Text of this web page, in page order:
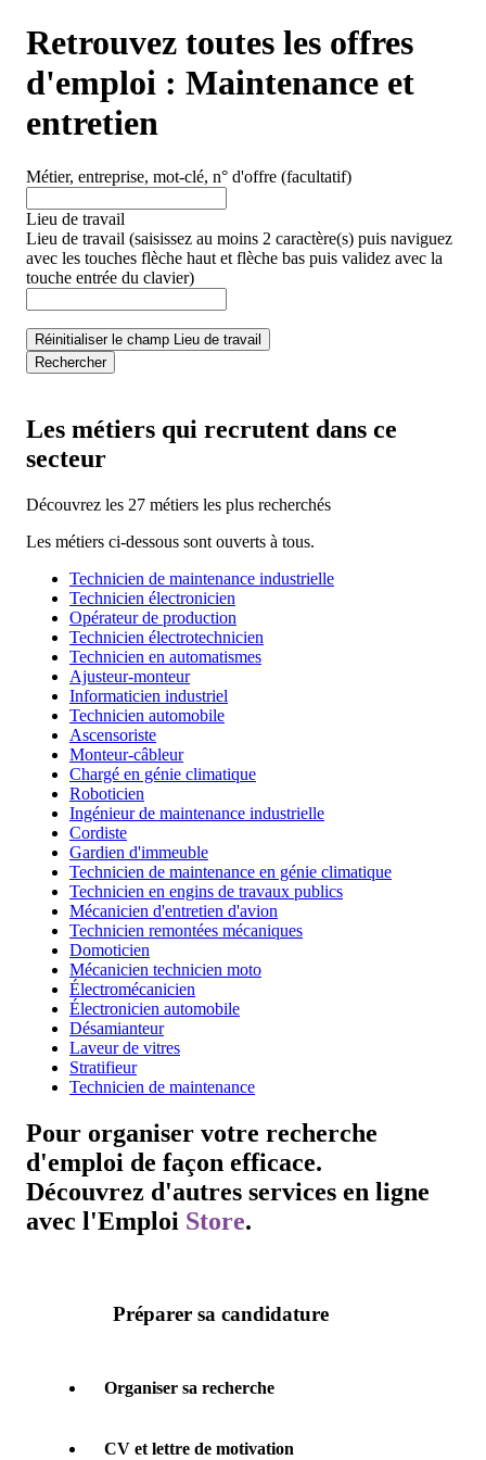
Retrouvez toutes les offres
d'emploi : Maintenance et
entretien
Métier, entreprise, mot-clé, n° d'offre (facultatif)
Lieu de travail
Lieu de travail (saisissez au moins 2 caractère(s) puis naviguez
avec les touches flèche haut et flèche bas puis validez avec la
touche entrée du clavier)
Réinitialiser le champ Lieu de travail
Rechercher
Les métiers qui recrutent dans ce
secteur
Découvrez les 27 métiers les plus recherchés
Les métiers ci-dessous sont ouverts à tous.
Technicien de maintenance industrielle
Technicien électronicien
Opérateur de production
Technicien électrotechnicien
Technicien en automatismes
Ajusteur-monteur
Informaticien industriel
Technicien automobile
Ascensoriste
Monteur-câbleur
Chargé en génie climatique
Roboticien
Ingénieur de maintenance industrielle
Cordiste
Gardien d'immeuble
Technicien de maintenance en génie climatique
Technicien en engins de travaux publics
Mécanicien d'entretien d'avion
Technicien remontées mécaniques
Domoticien
Mécanicien technicien moto
Électromécanicien
Électronicien automobile
Désamianteur
Laveur de vitres
Stratifieur
Technicien de maintenance
Pour organiser votre recherche
d'emploi de façon efficace.
Découvrez d'autres services en ligne
avec l'Emploi Store.
Préparer sa candidature
Organiser sa recherche
CV et lettre de motivation